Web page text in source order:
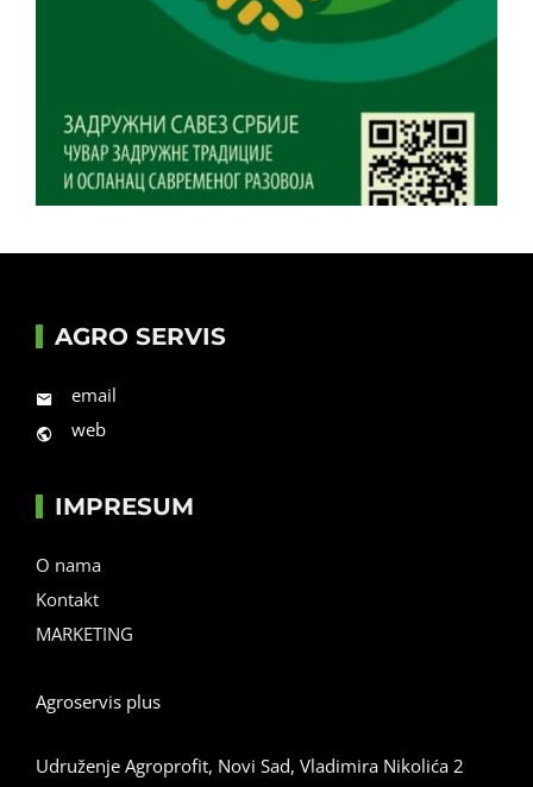
AGRO SERVIS
email
web
IMPRESUM
O nama
Kontakt
MARKETING
Agroservis plus
Udruženje Agroprofit, Novi Sad, Vladimira Nikolića 2